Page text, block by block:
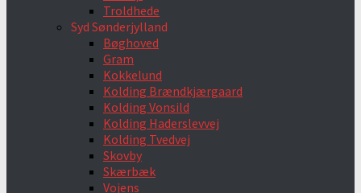
Troldhede
Syd Sønderjylland
Bøghoved
Gram
Kokkelund
Kolding Brændkjærgaard
Kolding Vonsild
Kolding Haderslevvej
Kolding Tvedvej
Skovby
Skærbæk
Vojens